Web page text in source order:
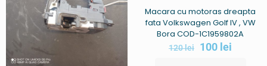
Macara cu motoras dreapta
fata Volkswagen Golf IV , VW
Bora COD-1C1959802A
120lei 100 lei